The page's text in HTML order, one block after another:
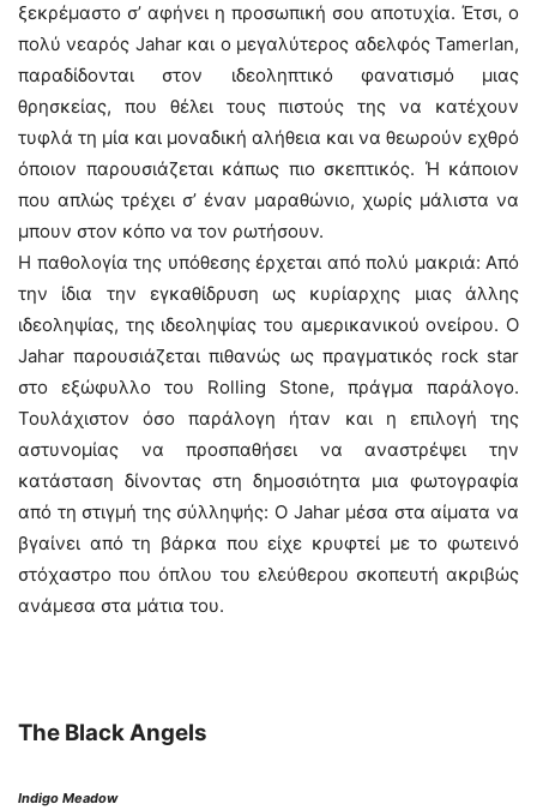
ξεκρέμαστο σ’ αφήνει η προσωπική σου αποτυχία. Έτσι, ο
πολύ νεαρός Jahar και ο μεγαλύτερος αδελφός Tamerlan,
παραδίδονται στον ιδεοληπτικό φανατισμό μιας
θρησκείας, που θέλει τους πιστούς της να κατέχουν
τυφλά τη μία και μοναδική αλήθεια και να θεωρούν εχθρό
όποιον παρουσιάζεται κάπως πιο σκεπτικός. Ή κάποιον
που απλώς τρέχει σ’ έναν μαραθώνιο, χωρίς μάλιστα να
μπουν στον κόπο να τον ρωτήσουν.
Η παθολογία της υπόθεσης έρχεται από πολύ μακριά: Από
την ίδια την εγκαθίδρυση ως κυρίαρχης μιας άλλης
ιδεοληψίας, της ιδεοληψίας του αμερικανικού ονείρου. Ο
Jahar παρουσιάζεται πιθανώς ως πραγματικός rock star
στο εξώφυλλο του Rolling Stone, πράγμα παράλογο.
Τουλάχιστον όσο παράλογη ήταν και η επιλογή της
αστυνομίας να προσπαθήσει να αναστρέψει την
κατάσταση δίνοντας στη δημοσιότητα μια φωτογραφία
από τη στιγμή της σύλληψής: Ο Jahar μέσα στα αίματα να
βγαίνει από τη βάρκα που είχε κρυφτεί με το φωτεινό
στόχαστρο που όπλου του ελεύθερου σκοπευτή ακριβώς
ανάμεσα στα μάτια του.
Τhe Black Angels
Indigo Meadow